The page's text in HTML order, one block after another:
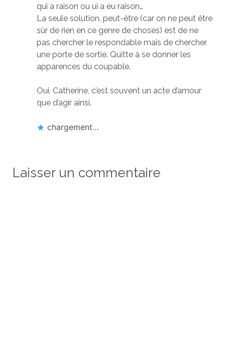
qui a raison ou ui a eu raison…
La seule solution, peut-être (car on ne peut être
sûr de rien en ce genre de choses) est de ne
pas chercher le respondable mais de chercher
une porte de sortie. Quitte à se donner les
apparences du coupable.
Oui, Catherine, c’est souvent un acte d’amour
que d’agir ainsi.
chargement…
Laisser un commentaire